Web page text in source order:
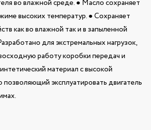
во влажной среде. ● Масло сохраняет
высоких температур. ● Сохраняет
как во влажной так и в запыленной
для экстремальных нагрузок,
работу коробки передач и
материал с высокой
эксплуатировать двигатель